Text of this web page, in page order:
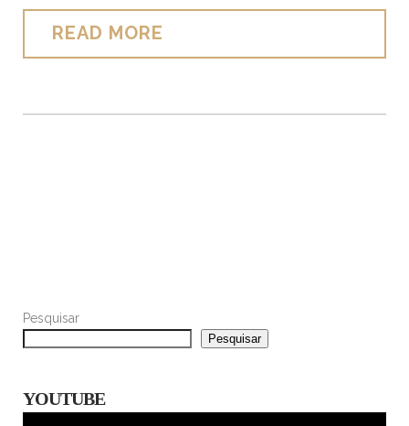
READ MORE
Pesquisar
Pesquisar
YOUTUBE